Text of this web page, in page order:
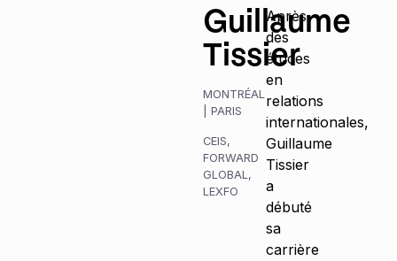
Guillaume
Tissier
MONTRÉAL
|PARIS
CEIS,
FORWARD
GLOBAL,
LEXFO
Après
des
études
en
relations
internationales,
Guillaume
Tissier
a
débuté
sa
carrière